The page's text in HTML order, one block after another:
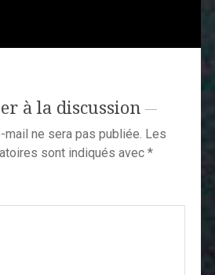
à la discussion
ne sera pas publiée. Les
sont indiqués avec *